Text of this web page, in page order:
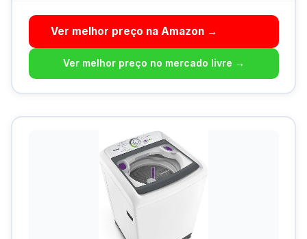
Ver melhor preço na Amazon →
Ver melhor preço no mercado livre →